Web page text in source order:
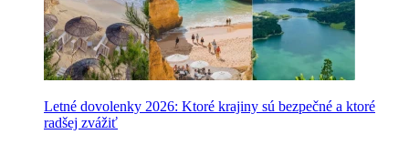
Letné dovolenky 2026: Ktoré krajiny sú bezpečné a ktoré
radšej zvážiť